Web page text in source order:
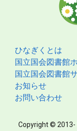
ひなぎくとは
国立国会図書館
国立国会図書館
お知らせ
お問い合わせ
Copyright © 2013-